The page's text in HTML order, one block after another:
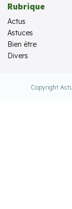
Rubrique
Actus
Astuces
Bien être
Divers
Copyright